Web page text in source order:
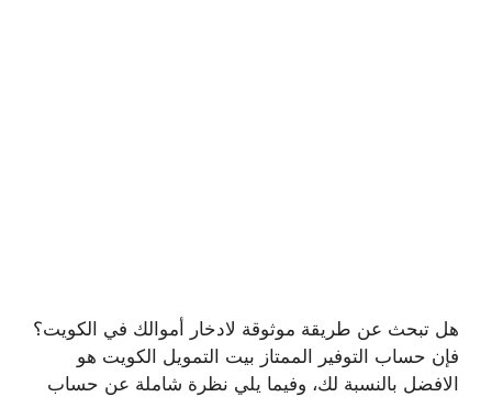
هل تبحث عن طريقة موثوقة لادخار أموالك في الكويت؟
فإن حساب التوفير الممتاز بيت التمويل الكويت هو
الافضل بالنسبة لك، وفيما يلي نظرة شاملة عن حساب